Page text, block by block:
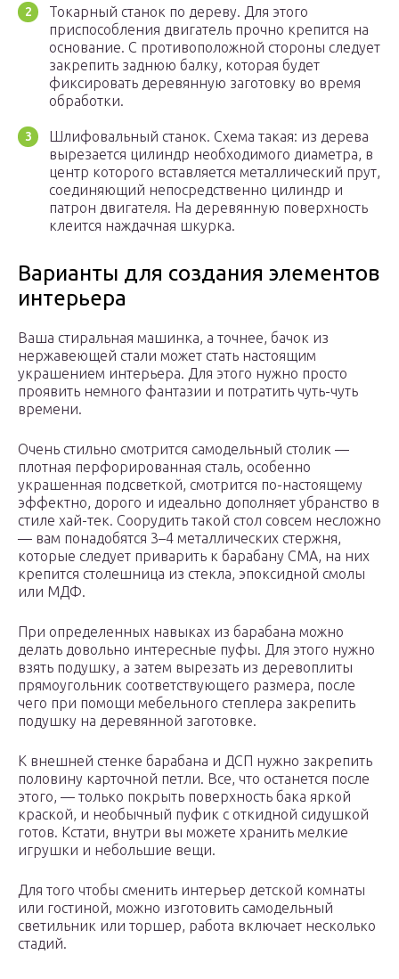
Токарный станок по дереву. Для этого
приспособления двигатель прочно крепится на
основание. С противоположной стороны следует
закрепить заднюю балку, которая будет
фиксировать деревянную заготовку во время
обработки.
Шлифовальный станок. Схема такая: из дерева
вырезается цилиндр необходимого диаметра, в
центр которого вставляется металлический прут,
соединяющий непосредственно цилиндр и
патрон двигателя. На деревянную поверхность
клеится наждачная шкурка.
Варианты для создания элементов
интерьера
Ваша стиральная машинка, а точнее, бачок из
нержавеющей стали может стать настоящим
украшением интерьера. Для этого нужно просто
проявить немного фантазии и потратить чуть-чуть
времени.
Очень стильно смотрится самодельный столик —
плотная перфорированная сталь, особенно
украшенная подсветкой, смотрится по-настоящему
эффектно, дорого и идеально дополняет убранство в
стиле хай-тек. Соорудить такой стол совсем несложно
— вам понадобятся 3–4 металлических стержня,
которые следует приварить к барабану СМА, на них
крепится столешница из стекла, эпоксидной смолы
или МДФ.
При определенных навыках из барабана можно
делать довольно интересные пуфы. Для этого нужно
взять подушку, а затем вырезать из деревоплиты
прямоугольник соответствующего размера, после
чего при помощи мебельного степлера закрепить
подушку на деревянной заготовке.
К внешней стенке барабана и ДСП нужно закрепить
половину карточной петли. Все, что останется после
этого, — только покрыть поверхность бака яркой
краской, и необычный пуфик с откидной сидушкой
готов. Кстати, внутри вы можете хранить мелкие
игрушки и небольшие вещи.
Для того чтобы сменить интерьер детской комнаты
или гостиной, можно изготовить самодельный
светильник или торшер, работа включает несколько
стадий.